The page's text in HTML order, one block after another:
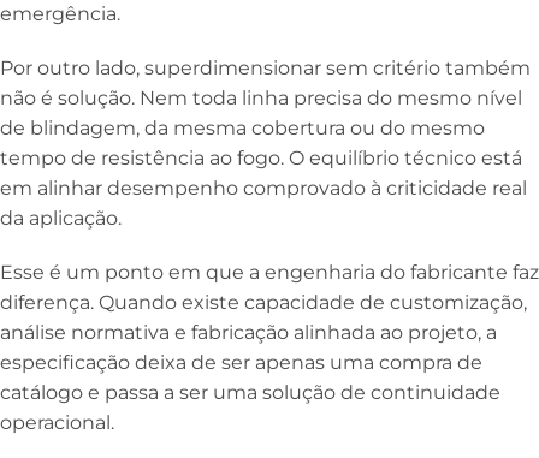
emergência.
Por outro lado, superdimensionar sem critério também
não é solução. Nem toda linha precisa do mesmo nível
de blindagem, da mesma cobertura ou do mesmo
tempo de resistência ao fogo. O equilíbrio técnico está
em alinhar desempenho comprovado à criticidade real
da aplicação.
Esse é um ponto em que a engenharia do fabricante faz
diferença. Quando existe capacidade de customização,
análise normativa e fabricação alinhada ao projeto, a
especificação deixa de ser apenas uma compra de
catálogo e passa a ser uma solução de continuidade
operacional.